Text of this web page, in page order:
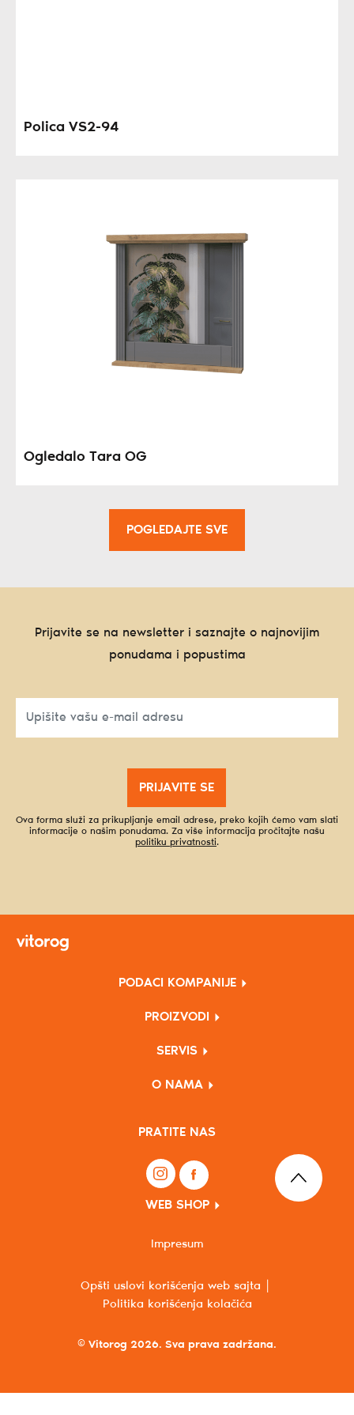
Polica VS2-94
Ogledalo Tara OG
POGLEDAJTE SVE
Prijavite se na newsletter i saznajte o najnovijim
ponudama i popustima
PRIJAVITE SE
Ova forma služi za prikupljanje email adrese, preko kojih ćemo vam slati
informacije o našim ponudama. Za više informacija pročitajte našu
politiku privatnosti.
PODACI KOMPANIJE
PROIZVODI
SERVIS
O NAMA
PRATITE NAS
WEB SHOP
© Vitorog 2026. Sva prava zadržana.
Opšti uslovi korišćenja web sajta
Politika korišćenja kolačića
Impresum